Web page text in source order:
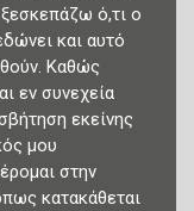
ό,τι ο
και αυτό
Καθώς
εν συνεχεία
εκείνης
μου
στην
κατακάθεται